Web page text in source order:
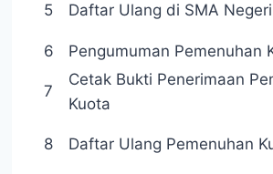
5 Daftar Ulang di SMA
6
Pengumuman Pemenuhan
7
Cetak Bukti Penerimaan
Kuota
8 Daftar Ulang Pemenuhan